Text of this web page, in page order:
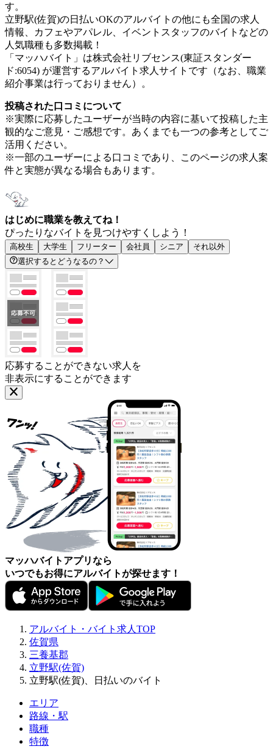
す。
立野駅(佐賀)の日払いOKのアルバイトの他にも全国の求人
情報、カフェやアパレル、イベントスタッフのバイトなどの
人気職種も多数掲載！
「マッハバイト」は株式会社リブセンス(東証スタンダー
ド:6054) が運営するアルバイト求人サイトです（なお、職業
紹介事業は行っておりません）。
投稿された口コミについて
※実際に応募したユーザーが当時の内容に基いて投稿した主
観的なご意見・ご感想です。あくまでも一つの参考としてご
活用ください。
※一部のユーザーによる口コミであり、このページの求人案
件と実態が異なる場合もあります。
はじめに職業を教えてね！
ぴったりなバイトを見つけやすくしよう！
高校生 大学生 フリーター 会社員 シニア
それ以外
選択するとどうなるの？
応募することができない求人を
非表示にすることができます
マッハバイトアプリなら
いつでもお得にアルバイトが探せます！
アルバイト・バイト求人TOP
佐賀県
三養基郡
立野駅(佐賀)
立野駅(佐賀)、日払いのバイト
エリア
路線・駅
職種
特徴